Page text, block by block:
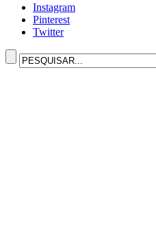
Instagram
Pinterest
Twitter